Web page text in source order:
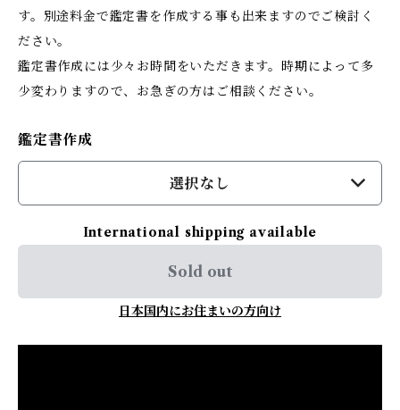
す。別途料金で鑑定書を作成する事も出来ますのでご検討く
ださい。
鑑定書作成には少々お時間をいただきます。時期によって多
少変わりますので、お急ぎの方はご相談ください。
鑑定書作成
選択なし
International shipping available
Sold out
日本国内にお住まいの方向け